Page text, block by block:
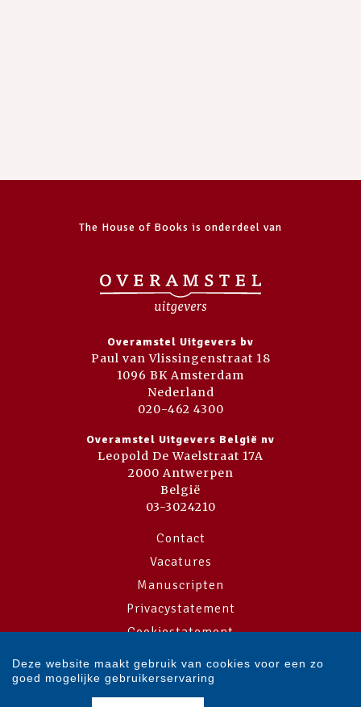
The House of Books is onderdeel van
Overamstel Uitgevers bv
Paul van Vlissingenstraat 18
1096 BK Amsterdam
Nederland
020-462 4300
Overamstel Uitgevers België nv
Leopold De Waelstraat 17A
2000 Antwerpen
België
03-3024210
Contact
Vacatures
Manuscripten
Privacystatement
Cookiestatement
Cookie-instellingen
Deze website maakt gebruik van cookies voor een zo
goed mogelijke gebruikerservaring